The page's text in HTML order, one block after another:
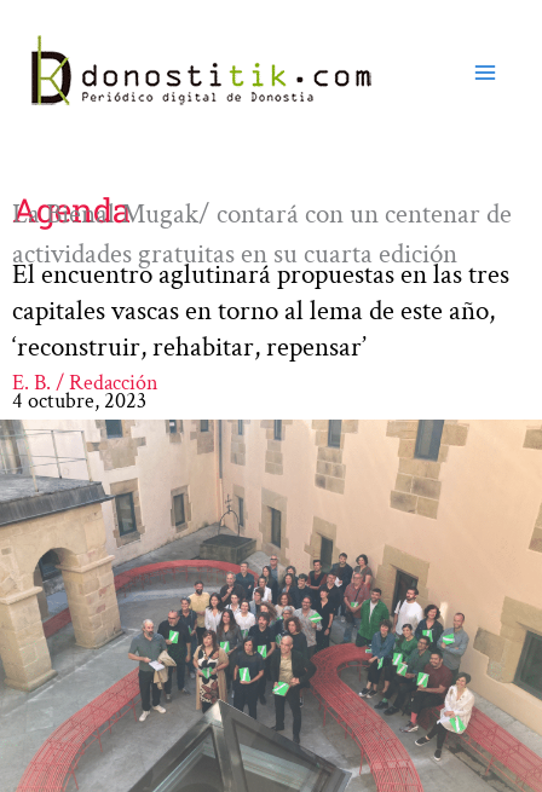
contenido
Agenda
La Bienal Mugak/ contará con un centenar de
actividades gratuitas en su cuarta edición
El encuentro aglutinará propuestas en las tres
capitales vascas en torno al lema de este año,
‘reconstruir, rehabitar, repensar’
E. B. / Redacción
4 octubre, 2023